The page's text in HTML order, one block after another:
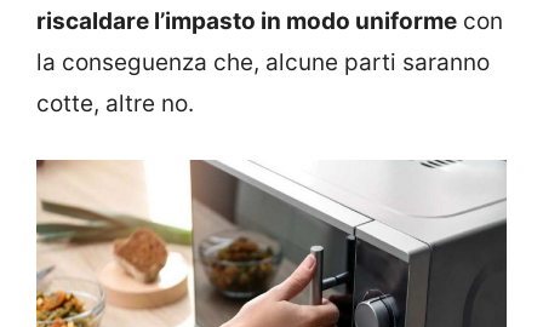
riscaldare l’impasto in modo uniforme con
la conseguenza che, alcune parti saranno
cotte, altre no.